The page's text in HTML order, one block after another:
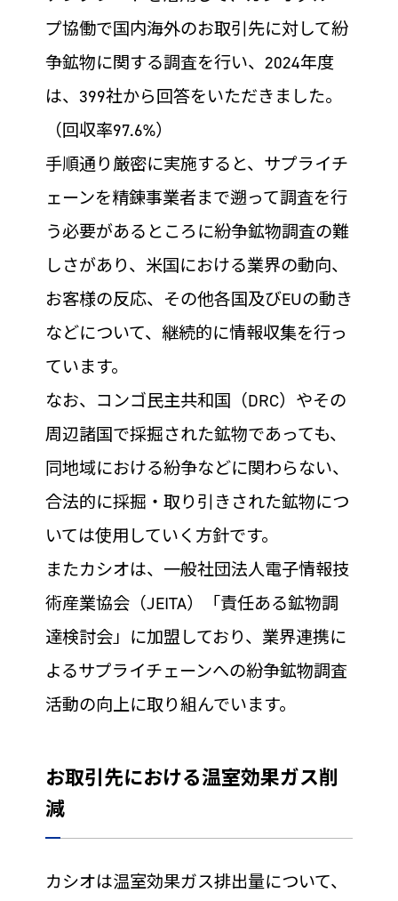
プ協働で国内海外のお取引先に対して紛
争鉱物に関する調査を行い、2024年度
は、399社から回答をいただきました。
（回収率97.6%）
手順通り厳密に実施すると、サプライチ
ェーンを精錬事業者まで遡って調査を行
う必要があるところに紛争鉱物調査の難
しさがあり、米国における業界の動向、
お客様の反応、その他各国及びEUの動き
などについて、継続的に情報収集を行っ
ています。
なお、コンゴ民主共和国（DRC）やその
周辺諸国で採掘された鉱物であっても、
同地域における紛争などに関わらない、
合法的に採掘・取り引きされた鉱物につ
いては使用していく方針です。
またカシオは、一般社団法人電子情報技
術産業協会（JEITA）「責任ある鉱物調
達検討会」に加盟しており、業界連携に
よるサプライチェーンへの紛争鉱物調査
活動の向上に取り組んでいます。
お取引先における温室効果ガス削
減
カシオは温室効果ガス排出量について、